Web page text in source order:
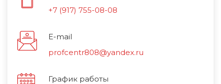
+7 (917) 755-08-08
E-mail
profcentr808@yandex.ru
График работы
Мембраны и плёнки
Тротуарная плитка
Плиты ОСБ